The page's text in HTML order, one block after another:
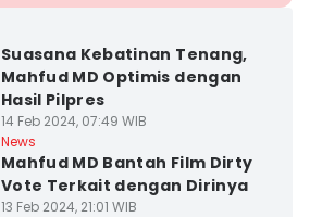
Suasana Kebatinan Tenang,
Mahfud MD Optimis dengan
Hasil Pilpres
14 Feb 2024, 07:49 WIB
News
Mahfud MD Bantah Film Dirty
Vote Terkait dengan Dirinya
13 Feb 2024, 21:01 WIB